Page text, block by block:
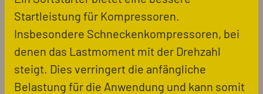
Startleistung für Kompressoren.
Insbesondere Schneckenkompressoren, bei
denen das Lastmoment mit der Drehzahl
steigt. Dies verringert die anfängliche
Belastung für die Anwendung und kann somit